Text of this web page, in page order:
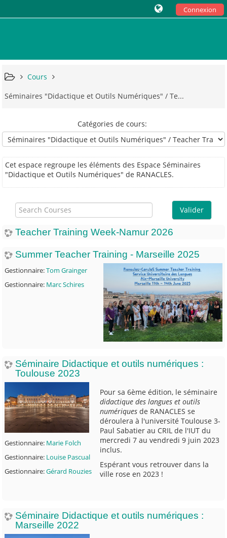
Connexion
Cours
Séminaires "Didactique et Outils Numériques" / Te...
Catégories de cours:
Cet espace regroupe les éléments des Espace Séminaires
"Didactique et Outils Numériques" de RANACLES.
Courses
Valider
Teacher Training Week-Namur 2026
Summer Teacher Training - Marseille 2025
Gestionnaire:Tom Grainger
Gestionnaire: Marc Schires
Séminaire Didactique et outils numériques :
Toulouse 2023
Pour sa 6ème édition, le séminaire
didactique des langues et outils
numériques de RANACLES se
déroulera à l'université Toulouse 3-
Paul Sabatier au CRIL de l'IUT du
mercredi 7 au vendredi 9 juin 2023
inclus.
Espérant vous retrouver dans la
ville rose en 2023 !
Gestionnaire: Marie Folch
Gestionnaire: Louise Pascual
Gestionnaire:Gérard Rouzies
Séminaire Didactique et outils numériques :
Marseille 2022